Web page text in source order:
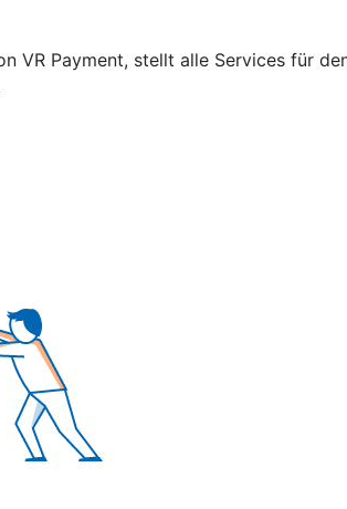
VR Payment, stellt alle Services für